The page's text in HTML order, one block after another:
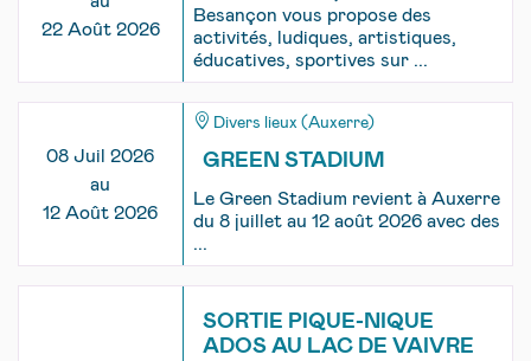
22 Août 2026
Besançon vous propose des
activités, ludiques, artistiques,
éducatives, sportives sur ...
08 Juil 2026
au
12 Août 2026
Divers lieux (Auxerre)
GREEN STADIUM
Le Green Stadium revient à Auxerre
du 8 juillet au 12 août 2026 avec des
...
SORTIE PIQUE-NIQUE
ADOS AU LAC DE VAIVRE